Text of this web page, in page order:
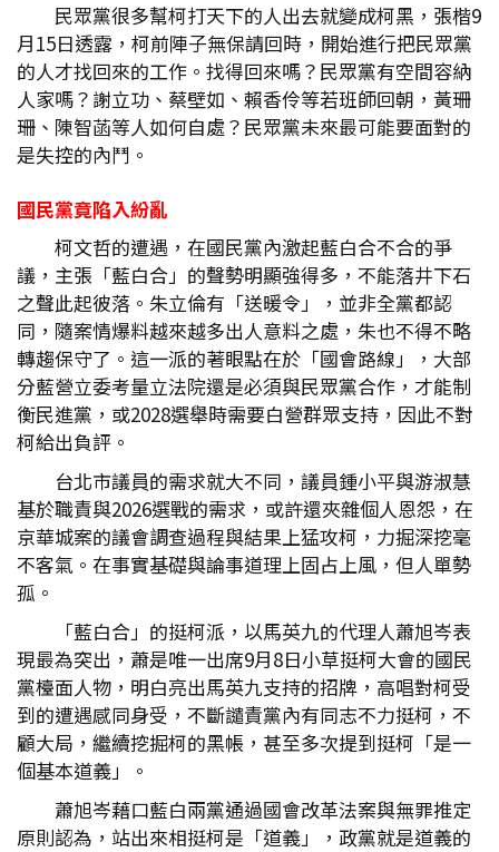
民眾黨很多幫柯打天下的人出去就變成柯黑，張楷9
月15日透露，柯前陣子無保請回時，開始進行把民眾黨
的人才找回來的工作。找得回來嗎？民眾黨有空間容納
人家嗎？謝立功、蔡壁如、賴香伶等若班師回朝，黃珊
珊、陳智菡等人如何自處？民眾黨未來最可能要面對的
是失控的內鬥。
國民黨竟陷入紛亂
柯文哲的遭遇，在國民黨內激起藍白合不合的爭
議，主張「藍白合」的聲勢明顯強得多，不能落井下石
之聲此起彼落。朱立倫有「送暖令」，並非全黨都認
同，隨案情爆料越來越多出人意料之處，朱也不得不略
轉趨保守了。這一派的著眼點在於「國會路線」，大部
分藍營立委考量立法院還是必須與民眾黨合作，才能制
衡民進黨，或2028選舉時需要白營群眾支持，因此不對
柯給出負評。
台北市議員的需求就大不同，議員鍾小平與游淑慧
基於職責與2026選戰的需求，或許還夾雜個人恩怨，在
京華城案的議會調查過程與結果上猛攻柯，力掘深挖毫
不客氣。在事實基礎與論事道理上固占上風，但人單勢
孤。
「藍白合」的挺柯派，以馬英九的代理人蕭旭岑表
現最為突出，蕭是唯一出席9月8日小草挺柯大會的國民
黨檯面人物，明白亮出馬英九支持的招牌，高唱對柯受
到的遭遇感同身受，不斷譴責黨內有同志不力挺柯，不
顧大局，繼續挖掘柯的黑帳，甚至多次提到挺柯「是一
個基本道義」。
蕭旭岑藉口藍白兩黨通過國會改革法案與無罪推定
原則認為，站出來相挺柯是「道義」，政黨就是道義的